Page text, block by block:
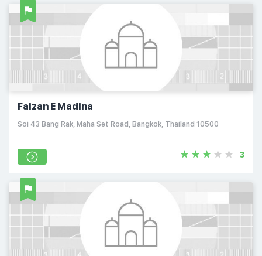
Faizan E Madina
Soi 43 Bang Rak, Maha Set Road, Bangkok, Thailand 10500
3